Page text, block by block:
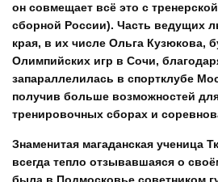
он совмещает всё это с
сборной России). Часть ведущих
края, в их числе Ольга Кузюкова,
Олимпийских игр в Сочи,
запараллелилась в спортклубе
получив больше возможностей
тренировочных сборах и
Знаменитая магаданская ученица
всегда тепло отзывавшаяся о